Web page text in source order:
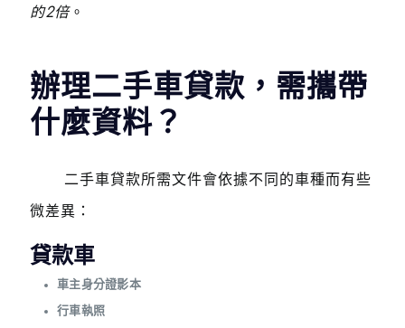
的2倍。
辦理二手車貸款，需攜帶
什麼資料？
二手車貸款所需文件會依據不同的車種而有些
微差異：
貸款車
車主身分證影本
行車執照